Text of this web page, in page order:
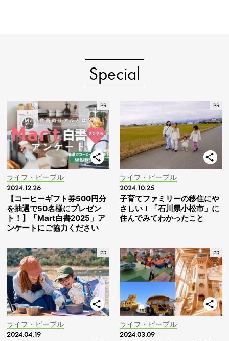
Special
ライフ・ピープル
2024.12.26
【コーヒーギフト券500円分
を抽選で50名様にプレゼン
ト！】「Mart白書2025」ア
ンケートにご協力ください
ライフ・ピープル
2024.10.25
子育てファミリーの移住にや
さしい！「石川県小松市」に
住んでみてわかったこと
ライフ・ピープル
2024.04.19
ライフ・ピープル
2024.03.09